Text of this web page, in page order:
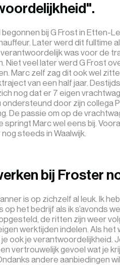
bij G Frost in Etten-
Later werd dit fulltime
was voor de
Niet veel later werd G Frost
Marc zelf zag dit ook wel
van een half jaar.
nog dat er 7 eigen
ondersteund door zijn collega
De passie om op de
Marc wel eens bij.
steeds in Waalwijk.
bij Froster
is op zichzelf al leuk. Ik
op het bedrijf als ik s’avonds
de ritten zijn weer
werktijden indelen. Als het
je ook je verantwoordelijkheid.
vertrouwelijk gevoel wat je
andere aanbiedingen